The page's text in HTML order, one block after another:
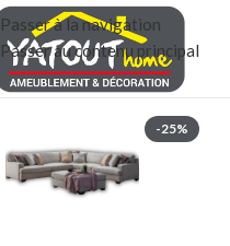
Passer à la navigation
Passer au contenu principal
-25%